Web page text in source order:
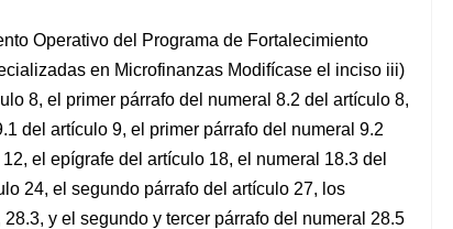
Operativo del Programa de Fortalecimiento
en Microfinanzas Modifícase el inciso iii)
8, el primer párrafo del numeral 8.2 del artículo 8,
del artículo 9, el primer párrafo del numeral 9.2
el epígrafe del artículo 18, el numeral 18.3 del
24, el segundo párrafo del artículo 27, los
y el segundo y tercer párrafo del numeral 28.5